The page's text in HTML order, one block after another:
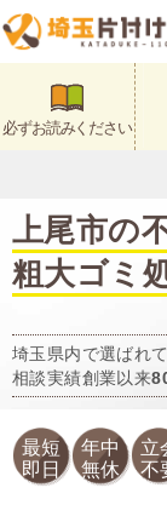
必ずお読みください
上尾市の
粗大ゴミ
埼玉県内で選ばれて
相談実績創業以来
最短
即日
年中
無休
立
不